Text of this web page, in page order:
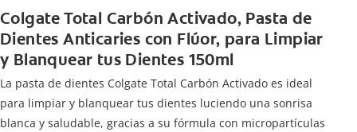
Colgate Total Carbón Activado, Pasta de
Dientes Anticaries con Flúor, para Limpiar
y Blanquear tus Dientes 150ml
La pasta de dientes Colgate Total Carbón Activado es ideal
para limpiar y blanquear tus dientes luciendo una sonrisa
blanca y saludable, gracias a su fórmula con micropartículas